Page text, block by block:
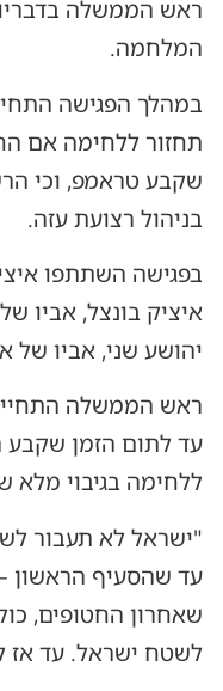
ראש הממשלה
המלחמה.
במהלך הפגישה
תחזור ללחימה אם
שקבע טראמפ, וכי
בניהול רצועת עזה.
בפגישה השתתפו
איציק בונצל, אביו
יהושע שני, אביו של
ראש הממשלה
עד לתום הזמן שקבע
ללחימה בגיבוי מלא
עד שהסעיף הראשון
שאחרון החטופים,
לשטח ישראל. עד אז